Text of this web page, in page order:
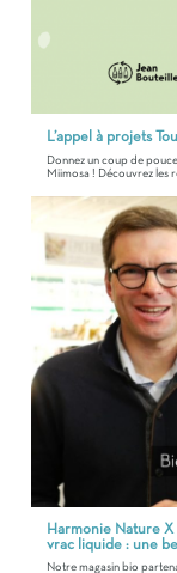
L’appel à projets
Donnez un coup de
Miimosa ! Découvrez les
Harmonie Nature
vrac liquide : une
Notre magasin bio